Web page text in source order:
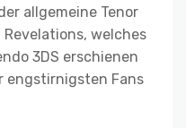
allgemeine Tenor
Revelations, welches
3DS erschienen
engstirnigsten Fans